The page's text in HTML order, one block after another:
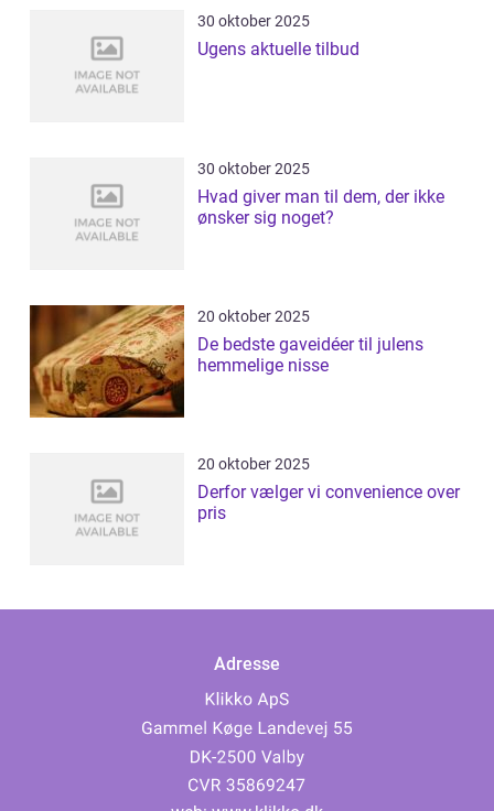
30 oktober 2025
Ugens aktuelle tilbud
30 oktober 2025
Hvad giver man til dem, der ikke
ønsker sig noget?
20 oktober 2025
De bedste gaveidéer til julens
hemmelige nisse
20 oktober 2025
Derfor vælger vi convenience over
pris
Adresse